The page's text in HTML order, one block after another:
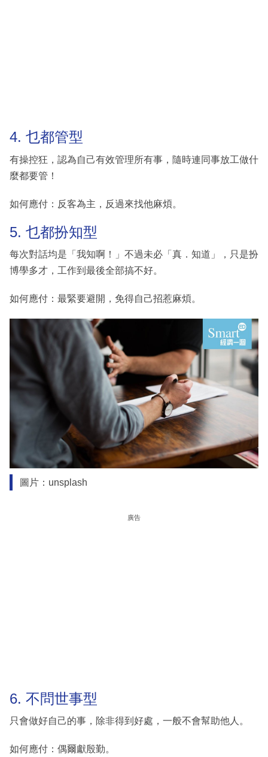
4. 乜都管型
有操控狂，認為自己有效管理所有事，隨時連同事放工做什
麼都要管！
如何應付：反客為主，反過來找他麻煩。
5. 乜都扮知型
每次對話均是「我知啊！」不過未必「真．知道」，只是扮
博學多才，工作到最後全部搞不好。
如何應付：最緊要避開，免得自己招惹麻煩。
圖片：unsplash
廣告
6. 不問世事型
只會做好自己的事，除非得到好處，一般不會幫助他人。
如何應付：偶爾獻殷勤。